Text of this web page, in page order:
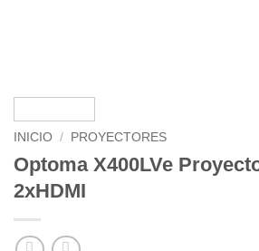
INICIO / PROYECTORES
Optoma X400LVe
2xHDMI